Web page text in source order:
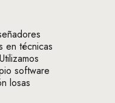
en técnicas
software
losas